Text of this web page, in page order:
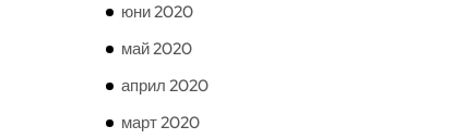
юни 2020
май 2020
април 2020
март 2020